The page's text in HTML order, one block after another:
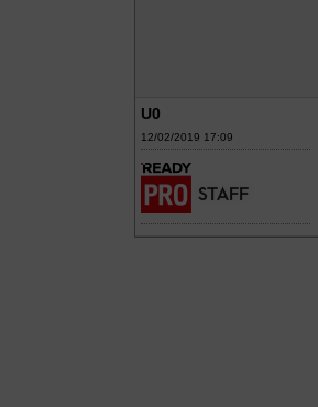
U0
12/02/2019 17:09